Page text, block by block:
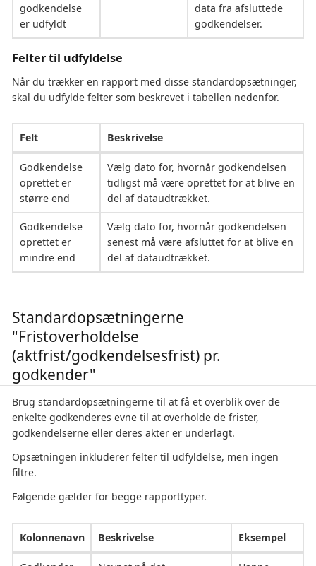
godkendelse
er udfyldt
data fra afsluttede
godkendelser.
Felter til udfyldelse
Når du trækker en rapport med disse standardopsætninger,
skal du udfylde felter som beskrevet i tabellen nedenfor.
Felt Beskrivelse
Godkendelse
oprettet er
større end
Vælg dato for, hvornår godkendelsen
tidligst må være oprettet for at blive en
del af dataudtrækket.
Godkendelse
oprettet er
mindre end
Vælg dato for, hvornår godkendelsen
senest må være afsluttet for at blive en
del af dataudtrækket.
Standardopsætningerne
"Fristoverholdelse
(aktfrist/godkendelsesfrist) pr.
godkender"
Brug standardopsætningerne til at få et overblik over de
enkelte godkenderes evne til at overholde de frister,
godkendelserne eller deres akter er underlagt.
Opsætningen inkluderer felter til udfyldelse, men ingen
filtre.
Følgende gælder for begge rapporttyper.
Kolonnenavn Beskrivelse Eksempel